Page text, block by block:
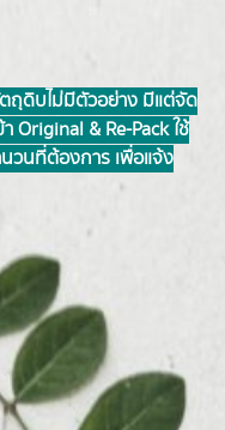
ถุดิบไม่มีตัวอย่าง มีแต่จัด
& Re-Pack ใช้
วนที่ต้องการ เพื่อแจ้ง